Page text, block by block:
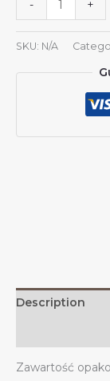
-
z
herbem
Malty,
czapki
trucker
quantity
+
SKU: N/A
Description
Zawartość